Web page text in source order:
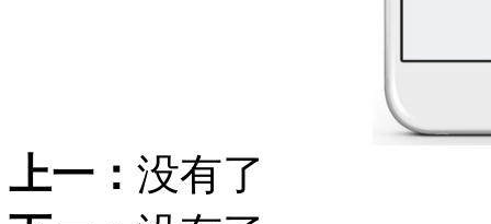
上一： 没有了